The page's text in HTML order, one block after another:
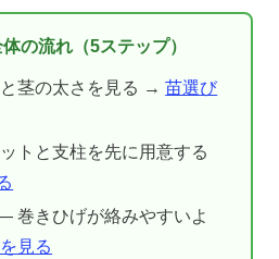
の流れ（5ステップ）
茎の太さを見る →苗選び
トと支柱を先に用意する
巻きひげが絡みやすいよ
見る